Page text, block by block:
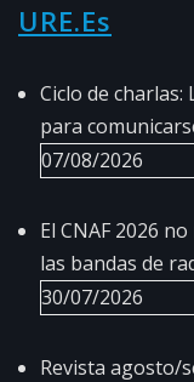
URE.es
Ciclo de
para
07/08/2026
El CNAF 2026
las bandas de
30/07/2026
Revista agosto/